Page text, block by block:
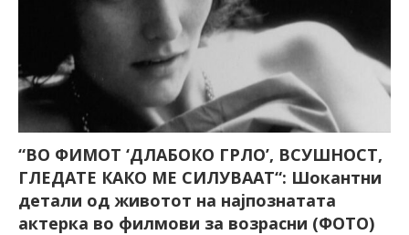
“ВО ФИМОТ ‘ДЛАБОКО ГРЛО’, ВСУШНОСТ,
ГЛЕДАТЕ КАКО МЕ СИЛУВААТ“: Шокантни
детали од животот на најпознатата
актерка во филмови за возрасни (ФОТО)